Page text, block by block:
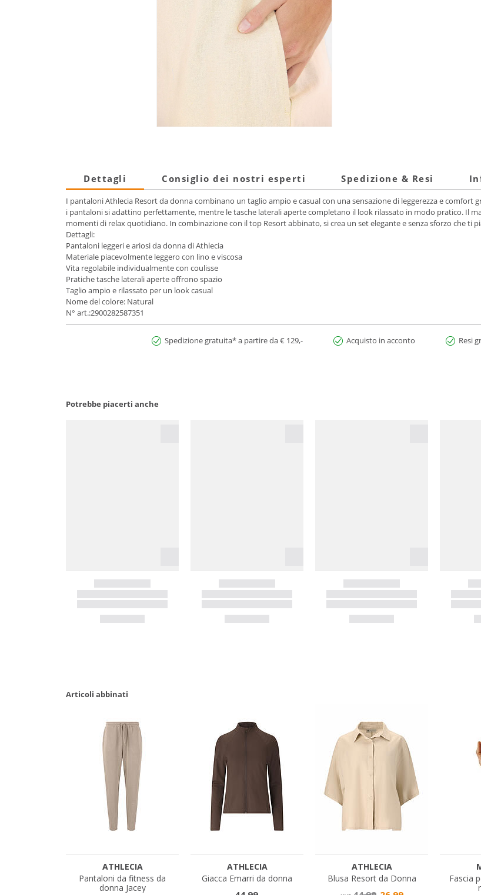
Dettagli Consiglio dei nostri esperti Spedizione & Resi
I pantaloni Athlecia Resort da donna combinano un taglio ampio e casual con una sensazione di leggerezza e comfort
i pantaloni si adattino perfettamente, mentre le tasche laterali aperte completano il look rilassato in modo pratico. Il
momenti di relax quotidiano. In combinazione con il top Resort abbinato, si crea un set elegante e senza sforzo che ti
Dettagli:
Pantaloni leggeri e ariosi da donna di Athlecia
Materiale piacevolmente leggero con lino e viscosa
Vita regolabile individualmente con coulisse
Pratiche tasche laterali aperte offrono spazio
Taglio ampio e rilassato per un look casual
Nome del colore: Natural
N° art.:2900282587351
Spedizione gratuita* a partire da € 129,- Acquisto in acconto Resi
Potrebbe piacerti anche
Articoli abbinati